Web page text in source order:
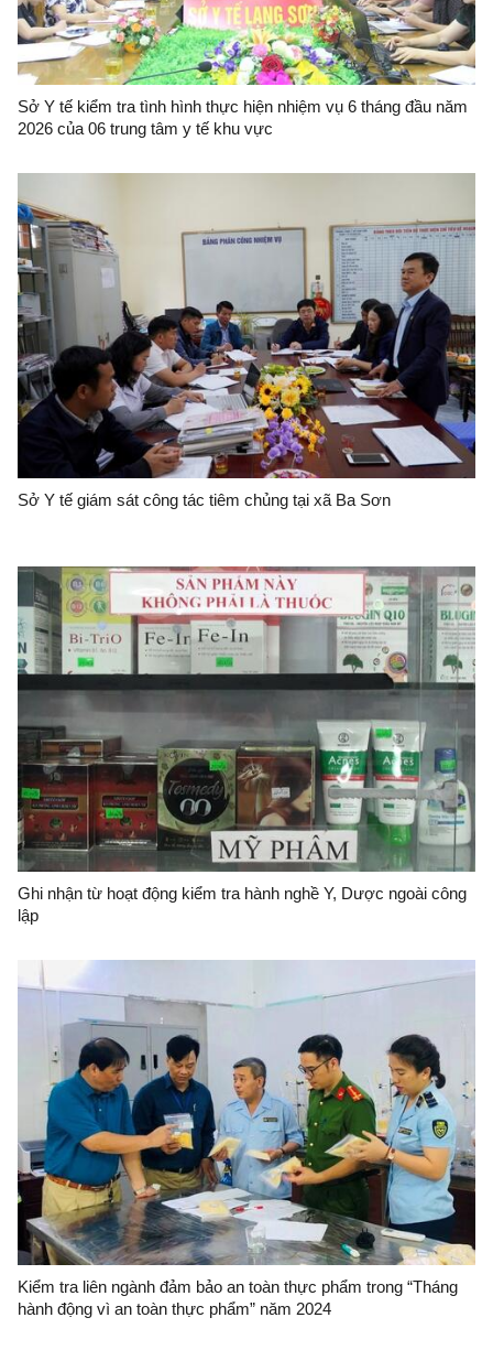
Sở Y tế kiểm tra tình hình thực hiện nhiệm vụ 6 tháng đầu năm
2026 của 06 trung tâm y tế khu vực
Sở Y tế giám sát công tác tiêm chủng tại xã Ba Sơn
Ghi nhận từ hoạt động kiểm tra hành nghề Y, Dược ngoài công
lập
Kiểm tra liên ngành đảm bảo an toàn thực phẩm trong “Tháng
hành động vì an toàn thực phẩm” năm 2024